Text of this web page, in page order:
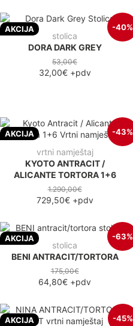
AKCIJA -40%
stolica
DORA DARK GREY
53,00€
32,00€+pdv
AKCIJA -43%
vrtni namještaj
KYOTO ANTRACIT /
ALICANTE TORTORA 1+6
1.290,00€
729,50€+pdv
AKCIJA -63%
stolica
BENI ANTRACIT/TORTORA
175,00€
64,80€ +pdv
AKCIJA -45%